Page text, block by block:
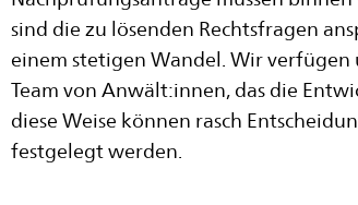
sind die zu lösenden Rechtsfragen
einem stetigen Wandel. Wir verfügen
Team von Anwält:innen, das die
diese Weise können rasch
festgelegt werden.